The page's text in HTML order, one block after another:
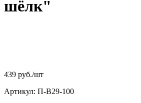
шёлк"
439 руб./шт
Артикул: П-В29-100